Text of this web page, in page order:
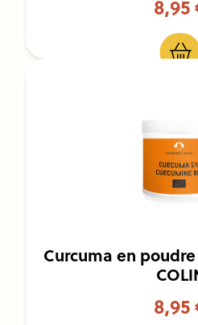
8,95
Curcuma en poudre
8,95